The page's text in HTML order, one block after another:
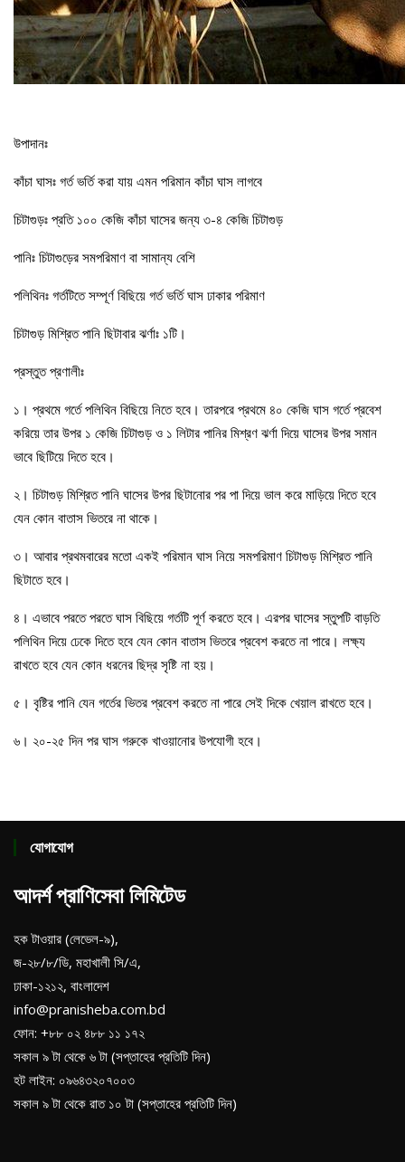
উপাদানঃ
কাঁচা ঘাসঃ গর্ত ভর্তি করা যায় এমন পরিমান কাঁচা ঘাস লাগবে
চিটাগুড়ঃ প্রতি ১০০ কেজি কাঁচা ঘাসের জন্য ৩-৪ কেজি চিটাগুড়
পানিঃ চিটাগুড়ের সমপরিমাণ বা সামান্য বেশি
পলিথিনঃ গর্তটিতে সম্পূর্ণ বিছিয়ে গর্ত ভর্তি ঘাস ঢাকার পরিমাণ
চিটাগুড় মিশ্রিত পানি ছিটাবার ঝর্ণাঃ ১টি।
প্রস্তুত প্রণালীঃ
১। প্রথমে গর্তে পলিথিন বিছিয়ে নিতে হবে। তারপরে প্রথমে ৪০ কেজি ঘাস গর্তে প্রবেশ
করিয়ে তার উপর ১ কেজি চিটাগুড় ও ১ লিটার পানির মিশ্রণ ঝর্ণা দিয়ে ঘাসের উপর সমান
ভাবে ছিটিয়ে দিতে হবে।
২। চিটাগুড় মিশ্রিত পানি ঘাসের উপর ছিটানোর পর পা দিয়ে ভাল করে মাড়িয়ে দিতে হবে
যেন কোন বাতাস ভিতরে না থাকে।
৩। আবার প্রথমবারের মতো একই পরিমান ঘাস নিয়ে সমপরিমাণ চিটাগুড় মিশ্রিত পানি
ছিটাতে হবে।
৪। এভাবে পরতে পরতে ঘাস বিছিয়ে গর্তটি পূর্ণ করতে হবে। এরপর ঘাসের স্তুপটি বাড়তি
পলিথিন দিয়ে ঢেকে দিতে হবে যেন কোন বাতাস ভিতরে প্রবেশ করতে না পারে। লক্ষ্য
রাখতে হবে যেন কোন ধরনের ছিদ্র সৃষ্টি না হয়।
৫। বৃষ্টির পানি যেন গর্তের ভিতর প্রবেশ করতে না পারে সেই দিকে খেয়াল রাখতে হবে।
৬। ২০-২৫ দিন পর ঘাস গরুকে খাওয়ানোর উপযোগী হবে।
যোগাযোগ
আদর্শ প্রাণিসেবা লিমিটেড
হক টাওয়ার (লেভেল-৯),
জ-২৮/৮/ডি, মহাখালী সি/এ,
ঢাকা-১২১২, বাংলাদেশ
info@pranisheba.com.bd
ফোন: +৮৮ ০২ ৪৮৮ ১১ ১৭২
সকাল ৯ টা থেকে ৬ টা (সপ্তাহের প্রতিটি দিন)
হট লাইন: ০৯৬৪৩২০৭০০৩
সকাল ৯ টা থেকে রাত ১০ টা (সপ্তাহের প্রতিটি দিন)